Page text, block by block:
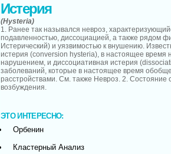
Истерия
(Hysteria)
1. Ранее так назывался невроз,
подавленностью, диссоциацией, а также рядом
Истерический) и уязвимостью к внушению.
истерия (conversion hysteria), в настоящее время
нарушением, и диссоциативная истерия
заболеваний, которые в настоящее время
расстройствами. См. также Невроз. 2. Состояние
возбуждения.
ЭТО ИНТЕРЕСНО:
Орбенин
Кластерный Анализ